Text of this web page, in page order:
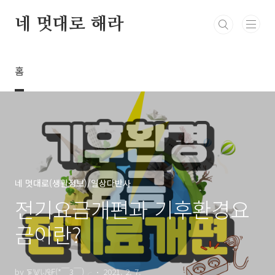
네 멋대로 해라
홈
네 멋대로(생활정보)/일상다반사
전기요금개편과 기후환경요
금이란?
by ⨊⨈⨄₠₣(*￣3￣)╭ 2021. 2. 7.